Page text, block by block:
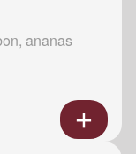
ananas